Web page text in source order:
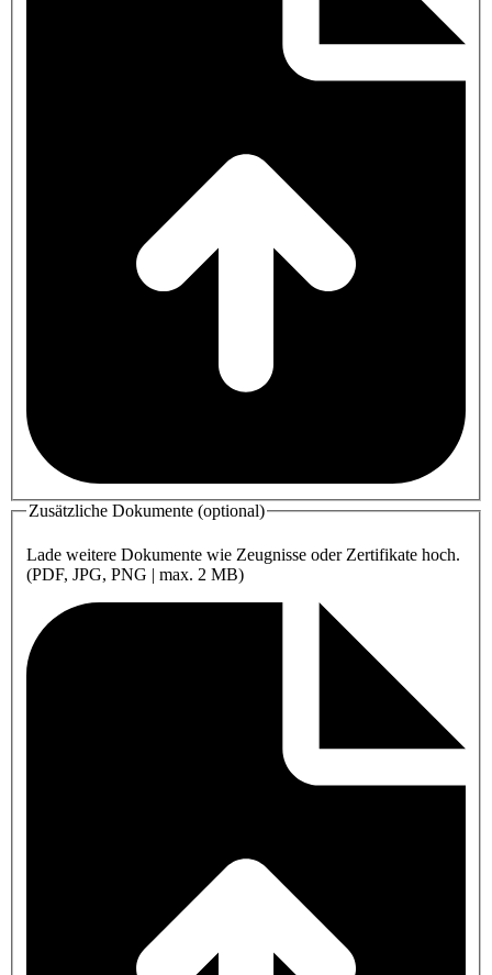
Zusätzliche Dokumente (optional)
Lade weitere Dokumente wie Zeugnisse oder Zertifikate hoch.
(PDF, JPG, PNG | max. 2 MB)